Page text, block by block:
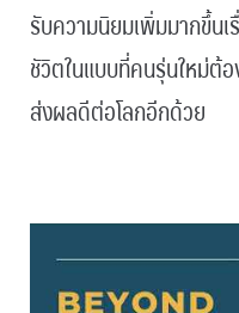
รับความนิยมเพิ่มมากขึ้น
ชัวิตในแบบที่คนรุ่นใหม่ต้
ส่งผลดีต่อโลกอีกด้วย